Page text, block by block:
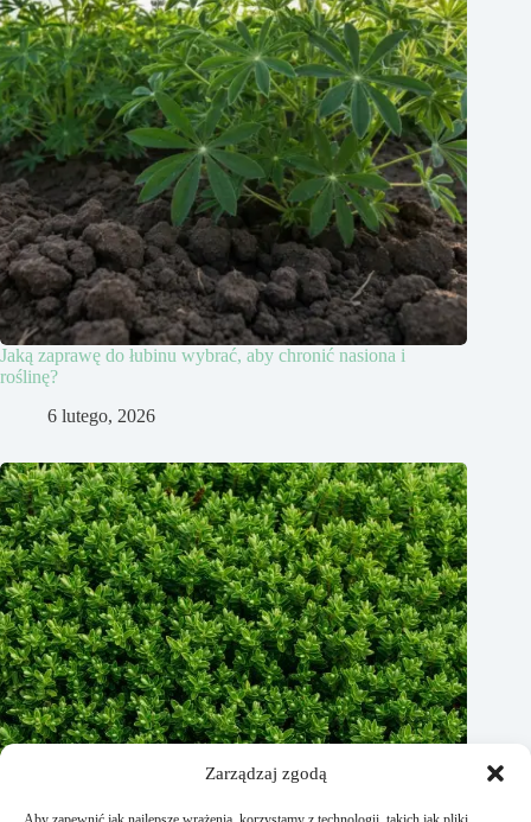
Zarządzaj zgodą
Jaką zaprawę do łubinu wybrać, aby chronić nasiona i
roślinę?
6 lutego, 2026